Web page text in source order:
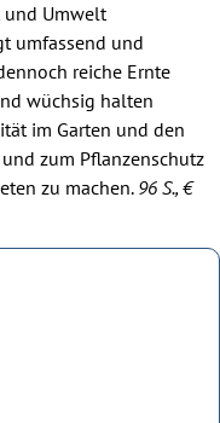
und Umwelt
umfassend und
reiche Ernte
wüchsig halten
im Garten und den
zum Pflanzenschutz
zu machen. 96 S., €